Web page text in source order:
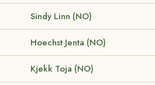
Sindy Linn (NO)
Hoechst Jenta (NO)
Kjekk Toja (NO)